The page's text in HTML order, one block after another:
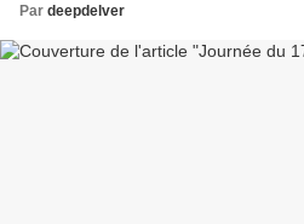
Par deepdelver